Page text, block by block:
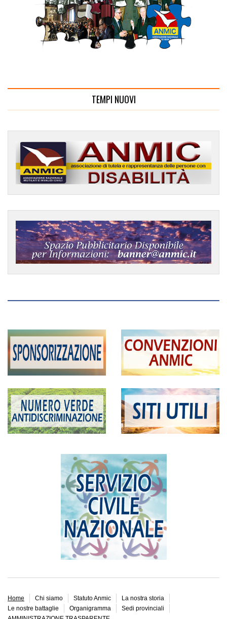
TEMPI NUOVI
Home Chi siamo Statuto Anmic
La nostra storia
Le nostre battaglie
Organigramma
Sedi provinciali